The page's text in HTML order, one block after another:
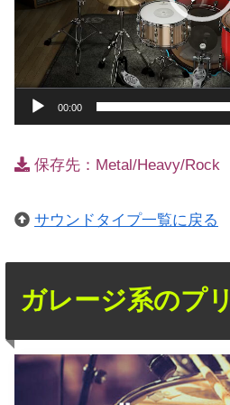
00:00
保存先：Metal/Heavy/Rock
サウンドタイプ一覧に戻る
ガレージ系のプ